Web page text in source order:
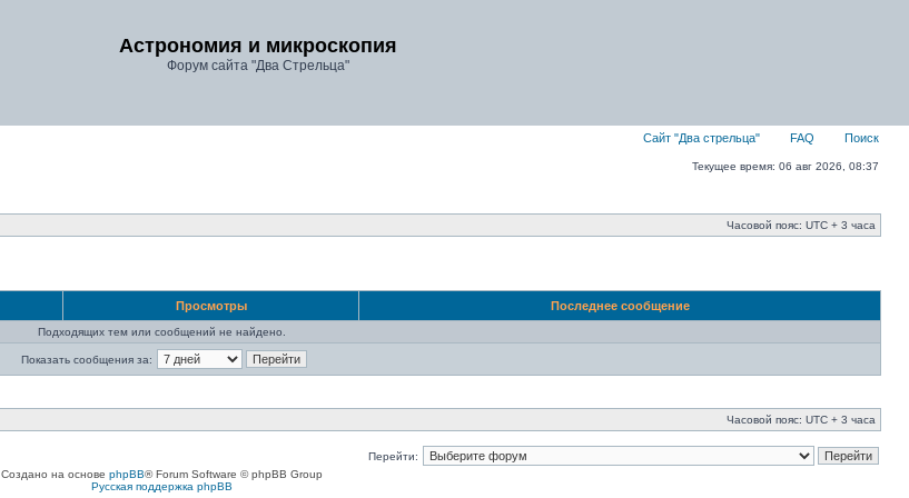
Астрономия и микроскопия
Форум сайта "Два Стрельца"
Сайт "Два стрельца" FAQ Поиск
Текущее время: 06 авг 2026, 08:37
Часовой пояс: UTC + 3 часа
Просмотры Последнее сообщение
Подходящих тем или сообщений не найдено.
Показать сообщения за:
Часовой пояс: UTC + 3 часа
Перейти:
Создано на основе phpBB® Forum Software © phpBB Group
Русская поддержка phpBB